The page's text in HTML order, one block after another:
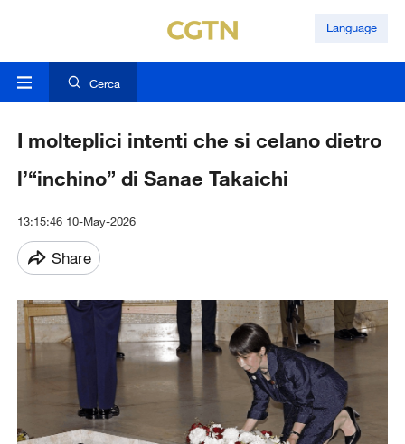
Language
Cerca
I molteplici intenti che si celano dietro
l’“inchino” di Sanae Takaichi
13:15:46 10-May-2026
Share